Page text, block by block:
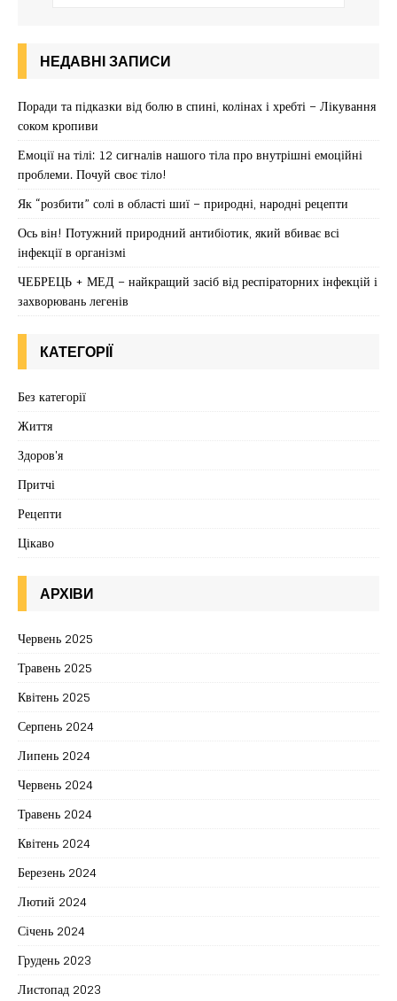
НЕДАВНІ ЗАПИСИ
Поради та підказки від болю в спині, колінах і хребті – Лікування
соком кропиви
Емоції на тілі: 12 сигналів нашого тіла про внутрішні емоційні
проблеми. Почуй своє тіло!
Як “розбити” солі в області шиї – природні, народні рецепти
Ось він! Потужний природний антибіотик, який вбиває всі
інфекції в організмі
ЧЕБРЕЦЬ + МЕД – найкращий засіб від респіраторних інфекцій і
захворювань легенів
КАТЕГОРІЇ
Без категорії
Життя
Здоров'я
Притчі
Рецепти
Цікаво
АРХІВИ
Червень 2025
Травень 2025
Квітень 2025
Серпень 2024
Липень 2024
Червень 2024
Травень 2024
Квітень 2024
Березень 2024
Лютий 2024
Січень 2024
Грудень 2023
Листопад 2023